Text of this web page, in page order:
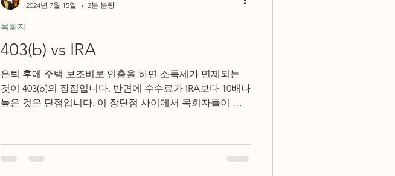
403(b) vs IRA
은퇴 후에 주택 보조비로 인출을 하면 소득세가 면제되는
것이 403(b)의 장점입니다. 반면에 수수료가 IRA보다 10배나
높은 것은 단점입니다. 이 장단점 사이에서 목회자들이 고
목회자
2024년 7월 15일
2분 분량